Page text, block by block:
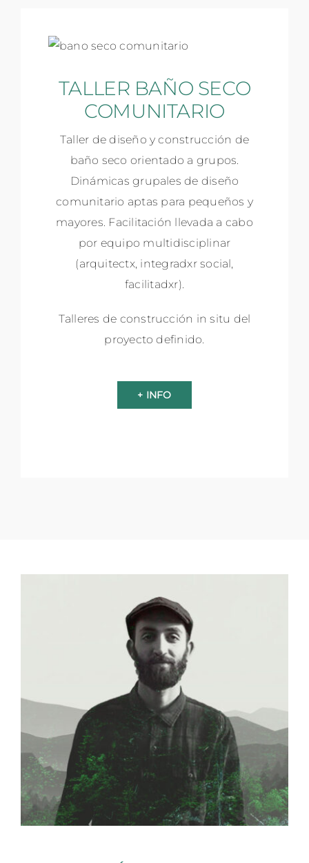
TALLER BAÑO SECO
COMUNITARIO
Taller de diseño y construcción de
baño seco orientado a grupos.
Dinámicas grupales de diseño
comunitario aptas para pequeños y
mayores. Facilitación llevada a cabo
por equipo multidisciplinar
(arquitectx, integradxr social,
facilitadxr).
Talleres de construcción in situ del
proyecto definido.
+ INFO